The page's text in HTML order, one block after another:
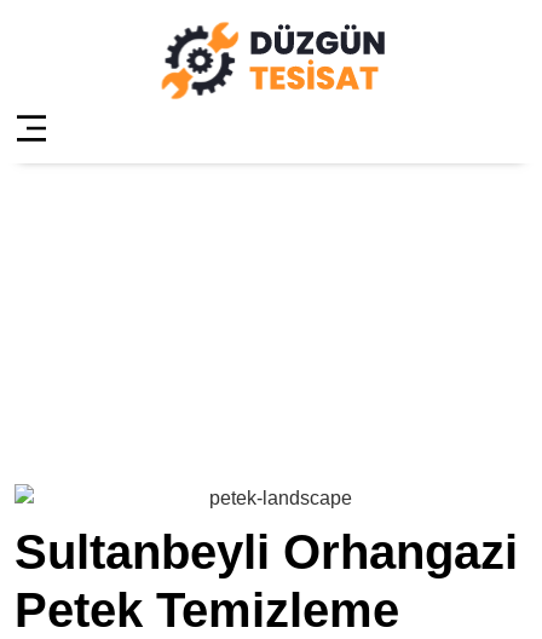
Sultanbeyli Orhangazi
Petek Temizleme